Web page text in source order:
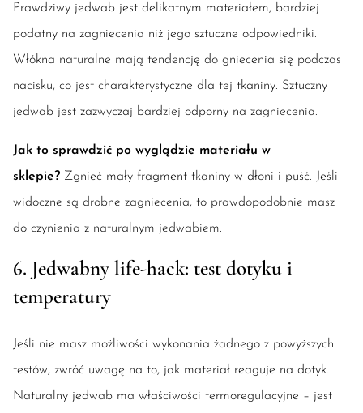
Prawdziwy jedwab jest delikatnym materiałem, bardziej
podatny na zagniecenia niż jego sztuczne odpowiedniki.
Włókna naturalne mają tendencję do gniecenia się podczas
nacisku, co jest charakterystyczne dla tej tkaniny. Sztuczny
jedwab jest zazwyczaj bardziej odporny na zagniecenia.
Jak to sprawdzić po wyglądzie materiału w
sklepie? Zgnieć mały fragment tkaniny w dłoni i puść. Jeśli
widoczne są drobne zagniecenia, to prawdopodobnie masz
do czynienia z naturalnym jedwabiem.
6. Jedwabny life-hack: test dotyku i
temperatury
Jeśli nie masz możliwości wykonania żadnego z powyższych
testów, zwróć uwagę na to, jak materiał reaguje na dotyk.
Naturalny jedwab ma właściwości termoregulacyjne – jest